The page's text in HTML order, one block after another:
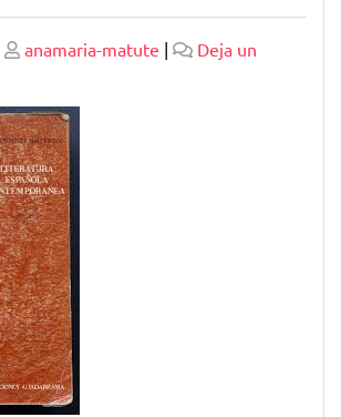
Publicado
anamaria-matute |
Deja un